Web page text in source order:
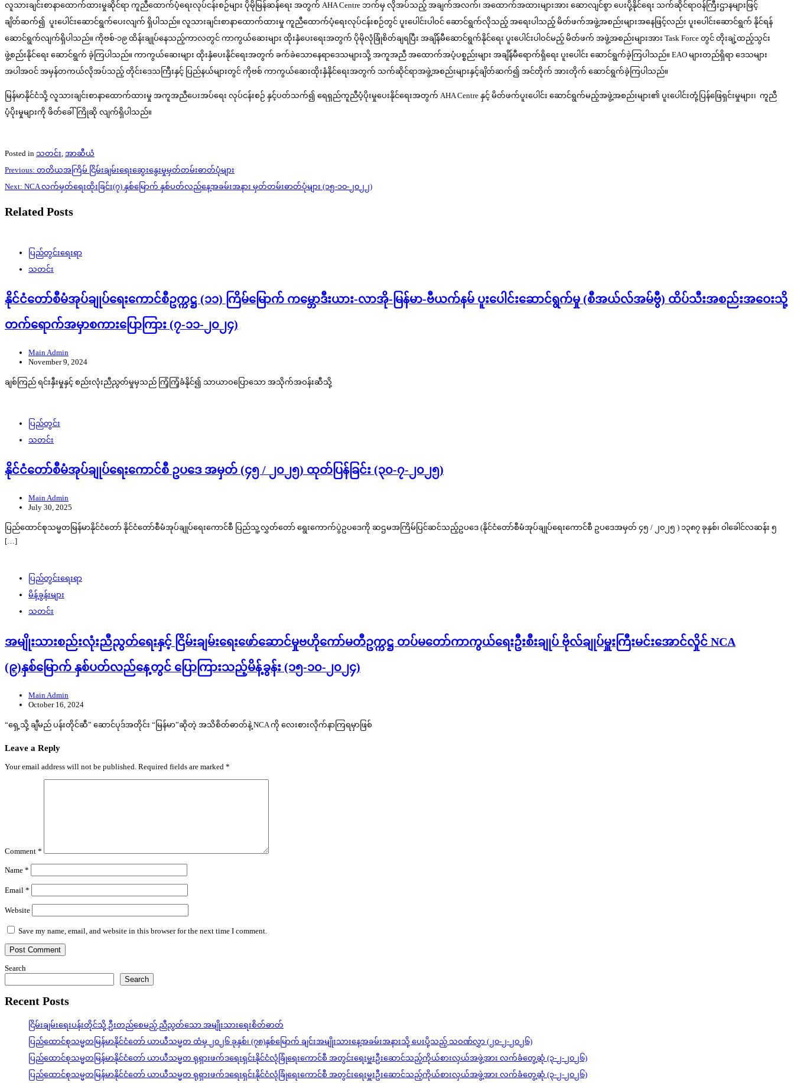
လူသားချင်းစာနာထောက်ထားမှုဆိုင်ရာ ကူညီထောက်ပံ့ရေးလုပ်ငန်းစဉ်များ ပိုမိုမြန်ဆန်ရေး အတွက် AHA Centre ဘက်မှ လိုအပ်သည့် အချက်အလက်၊ အထောက်အထားများအား ဆောလျင်စွာ ပေးပို့နိုင်ရေး သက်ဆိုင်ရာဝန်ကြီးဌာနများဖြင့်
ချိတ်ဆက်၍ ပူးပေါင်းဆောင်ရွက်ပေးလျက် ရှိပါသည်။ လူသားချင်းစာနာထောက်ထားမှု ကူညီထောက်ပံ့ရေးလုပ်ငန်းစဉ်တွင် ပူးပေါင်းပါဝင် ဆောင်ရွက်လိုသည့် အရေးပါသည့် မိတ်ဖက်အဖွဲ့အစည်းများအနေဖြင့်လည်း ပူးပေါင်းဆောင်ရွက် နိုင်ရန်
ဆောင်ရွက်လျက်ရှိပါသည်။ ကိုဗစ်-၁၉ ထိန်းချုပ်နေသည့်ကာလတွင် ကာကွယ်ဆေးများ ထိုးနှံပေးရေးအတွက် ပိုမိုလုံခြုံစိတ်ချရပြီး အချိန်မီဆောင်ရွက်နိုင်ရေး ပူးပေါင်းပါဝင်မည့် မိတ်ဖက် အဖွဲ့အစည်းများအား Task Force တွင် တိုးချဲ့ထည့်သွင်း
ဖွဲ့စည်းနိုင်ရေး ဆောင်ရွက် ခဲ့ကြပါသည်။ ကာကွယ်ဆေးများ ထိုးနှံပေးနိုင်ရေးအတွက် ခက်ခဲသောနေရာဒေသများသို့ အကူအညီ အထောက်အပံ့ပစ္စည်းများ အချိန်မီရောက်ရှိရေး ပူးပေါင်း ဆောင်ရွက်ခဲ့ကြပါသည်။ EAO များတည်ရှိရာ ဒေသများ
အပါအဝင် အမှန်တကယ်လိုအပ်သည့် တိုင်းဒေသကြီးနှင့် ပြည်နယ်များတွင် ကိုဗစ် ကာကွယ်ဆေးထိုးနှံနိုင်ရေးအတွက် သက်ဆိုင်ရာအဖွဲ့အစည်းများနှင့်ချိတ်ဆက်၍ အင်တိုက် အားတိုက် ဆောင်ရွက်ခဲ့ကြပါသည်။
မြန်မာနိုင်ငံသို့ လူသားချင်းစာနာထောက်ထားမှု အကူအညီပေးအပ်ရေး လုပ်ငန်းစဉ် နှင့်ပတ်သက်၍ ရေရှည်ကူညီပံ့ပိုးမှုပေးနိုင်ရေးအတွက် AHA Centre နှင့် မိတ်ဖက်ပူးပေါင်း ဆောင်ရွက်မည့်အဖွဲ့အစည်းများ၏ ပူးပေါင်းတုံ့ပြန်ဖြေရှင်းမှုများ၊ ကူညီ
ပံ့ပိုးမှုများကို ဖိတ်ခေါ်ကြိုဆို လျက်ရှိပါသည်။
Posted in သတင်း, အာဆီယံ
Post
navigation
Previous: တတိယအကြိမ် ငြိမ်းချမ်းရေးဆွေးနွေးမှုမှတ်တမ်းဓာတ်ပုံများ
Next: NCA လက်မှတ်ရေးထိုးခြင်း(၇) နှစ်မြောက် နှစ်ပတ်လည်နေ့အခမ်းအနား မှတ်တမ်းဓာတ်ပုံများ (၁၅-၁၀-၂၀၂၂)
Related Posts
ပြည်တွင်းရေးရာ
သတင်း
နိုင်ငံတော်စီမံအုပ်ချုပ်ရေးကောင်စီဥက္ကဋ္ဌ (၁၁) ကြိမ်မြောက် ကမ္ဘောဒီးယား-လာအို-မြန်မာ-ဗီယက်နမ် ပူးပေါင်းဆောင်ရွက်မှု (စီအယ်လ်အမ်ဗွီ) ထိပ်သီးအစည်းအဝေးသို့
တက်ရောက်အမှာစကားပြောကြား (၇-၁၁-၂၀၂၄)
Main Admin
November 9, 2024
ချစ်ကြည် ရင်းနှီးမှုနှင့် စည်းလုံးညီညွတ်မှုမှသည် ကြံ့ကြံ့ခံနိုင်၍ သာယာဝပြောသော အသိုက်အဝန်းဆီသို့
ပြည်တွင်း
သတင်း
နိုင်ငံတော်စီမံအုပ်ချုပ်ရေးကောင်စီ ဥပဒေ အမှတ် (၄၅ / ၂၀၂၅) ထုတ်ပြန်ခြင်း (၃၀-၇-၂၀၂၅)
Main Admin
July 30, 2025
ပြည်ထောင်စုသမ္မတမြန်မာနိုင်ငံတော် နိုင်ငံတော်စီမံအုပ်ချုပ်ရေးကောင်စီ ပြည်သူ့လွှတ်တော် ရွေးကောက်ပွဲဥပဒေကို ဆဌမအကြိမ်ပြင်ဆင်သည့်ဥပဒေ (နိုင်ငံတော်စီမံအုပ်ချုပ်ရေးကောင်စီ ဥပဒေအမှတ် ၄၅ / ၂၀၂၅ ) ၁၃၈၇ ခုနှစ်၊ ဝါခေါင်လဆန်း ၅
[…]
ပြည်တွင်းရေးရာ
မိန့်ခွန်းများ
သတင်း
အမျိုးသားစည်းလုံးညီညွတ်ရေးနှင့် ငြိမ်းချမ်းရေးဖော်ဆောင်မှုဗဟိုကော်မတီဥက္ကဋ္ဌ တပ်မတော်ကာကွယ်ရေးဦးစီးချုပ် ဗိုလ်ချုပ်မှူးကြီးမင်းအောင်လှိုင် NCA
(၉)နှစ်မြောက် နှစ်ပတ်လည်နေ့တွင် ပြောကြားသည့်မိန့်ခွန်း (၁၅-၁၀-၂၀၂၄)
Main Admin
October 16, 2024
“ရှေ့သို့ ချီမည် ပန်းတိုင်ဆီ” ဆောင်ပုဒ်အတိုင်း “မြန်မာ”ဆိုတဲ့ အသိစိတ်ဓာတ်နဲ့ NCA ကို လေးစားလိုက်နာကြရမှာဖြစ်
Leave a Reply
Your email address will not be published. Required fields are marked *
Comment *
Name *
Email *
Website
Save my name, email, and website in this browser for the next time I comment.
Search
Search
Recent Posts
ငြိမ်းချမ်းရေးပန်းတိုင်သို့ ဦးတည်စေမည့် ညီညွတ်သော အမျိုးသားရေးစိတ်ဓာတ်
ပြည်ထောင်စုသမ္မတမြန်မာနိုင်ငံတော် ယာယီသမ္မတ ထံမှ ၂၀၂၆ ခုနှစ်၊ (၇၈)နှစ်မြောက် ချင်းအမျိုးသားနေ့အခမ်းအနားသို့ ပေးပို့သည့် သဝဏ်လွှာ (၂၀-၂-၂၀၂၆)
ပြည်ထောင်စုသမ္မတမြန်မာနိုင်ငံတော် ယာယီသမ္မတ ရုရှားဖက်ဒရေးရှင်းနိုင်ငံလုံခြုံရေးကောင်စီ အတွင်းရေးမှူးဦးဆောင်သည့်ကိုယ်စားလှယ်အဖွဲ့အား လက်ခံတွေ့ဆုံ (၃-၂-၂၀၂၆)
ပြည်ထောင်စုသမ္မတမြန်မာနိုင်ငံတော် ယာယီသမ္မတ ရုရှားဖက်ဒရေးရှင်းနိုင်ငံလုံခြုံရေးကောင်စီ အတွင်းရေးမှူးဦးဆောင်သည့်ကိုယ်စားလှယ်အဖွဲ့အား လက်ခံတွေ့ဆုံ (၃-၂-၂၀၂၆)